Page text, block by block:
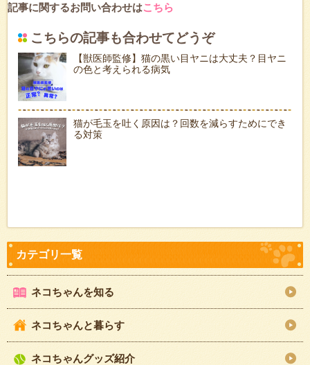
記事に関するお問い合わせはこちら
こちらの記事も合わせてどうぞ
【獣医師監修】猫の黒い目ヤニは大丈夫？目ヤニ
の色と考えられる病気
猫が毛玉を吐く原因は？回数を減らすためにでき
る対策
ネコちゃんを知る
ネコちゃんと暮らす
ネコちゃんグッズ紹介